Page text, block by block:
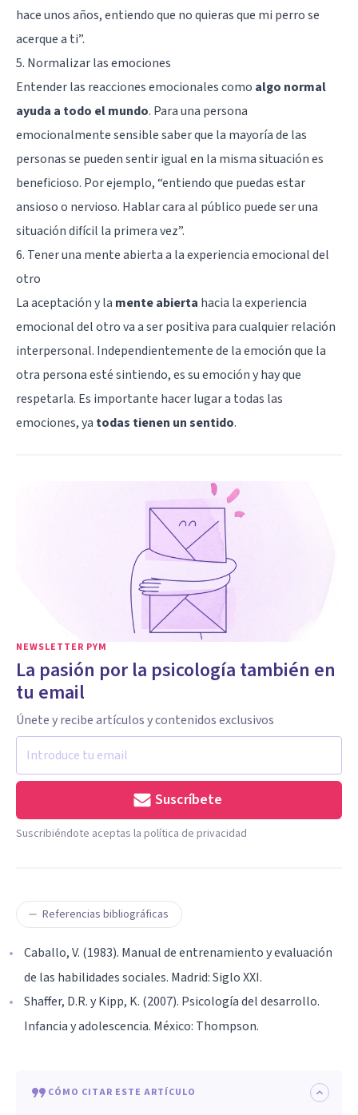
hace unos años, entiendo que no quieras que mi perro se
acerque a ti”.
5. Normalizar las emociones
Entender las reacciones emocionales como algo normal
ayuda a todo el mundo. Para una persona
emocionalmente sensible saber que la mayoría de las
personas se pueden sentir igual en la misma situación es
beneficioso. Por ejemplo, “entiendo que puedas estar
ansiosoo nervioso. Hablar cara al público puede ser una
situación difícil la primera vez”.
6. Tener una mente abierta a la experiencia emocional del
otro
La aceptación y la mente abierta hacia la experiencia
emocional del otro va a ser positiva para cualquier relación
interpersonal. Independientemente de la emoción que la
otra persona esté sintiendo, es su emoción y hay que
respetarla. Es importante hacer lugar a todas las
emociones, ya todas tienen un sentido.
NEWSLETTER PYM
La pasión por la psicología también en
tu email
Únete y recibe artículos y contenidos exclusivos
Suscríbete
Suscribiéndote aceptas la política de privacidad
Referencias bibliográficas
Caballo, V. (1983). Manual de entrenamiento y evaluación
de las habilidades sociales. Madrid: Siglo XXI.
Shaffer, D.R. y Kipp, K. (2007). Psicología del desarrollo.
Infancia y adolescencia. México: Thompson.
CÓMO CITAR ESTE ARTÍCULO